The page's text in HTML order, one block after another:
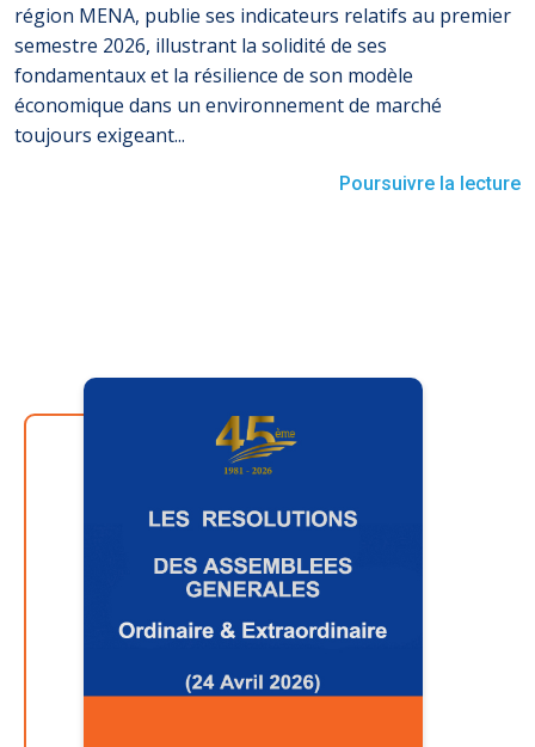
région MENA, publie ses indicateurs relatifs au premier
semestre 2026, illustrant la solidité de ses
fondamentaux et la résilience de son modèle
économique dans un environnement de marché
toujours exigeant...
Poursuivre la lecture